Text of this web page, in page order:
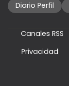
Diario Perfil
Canales RSS
Privacidad